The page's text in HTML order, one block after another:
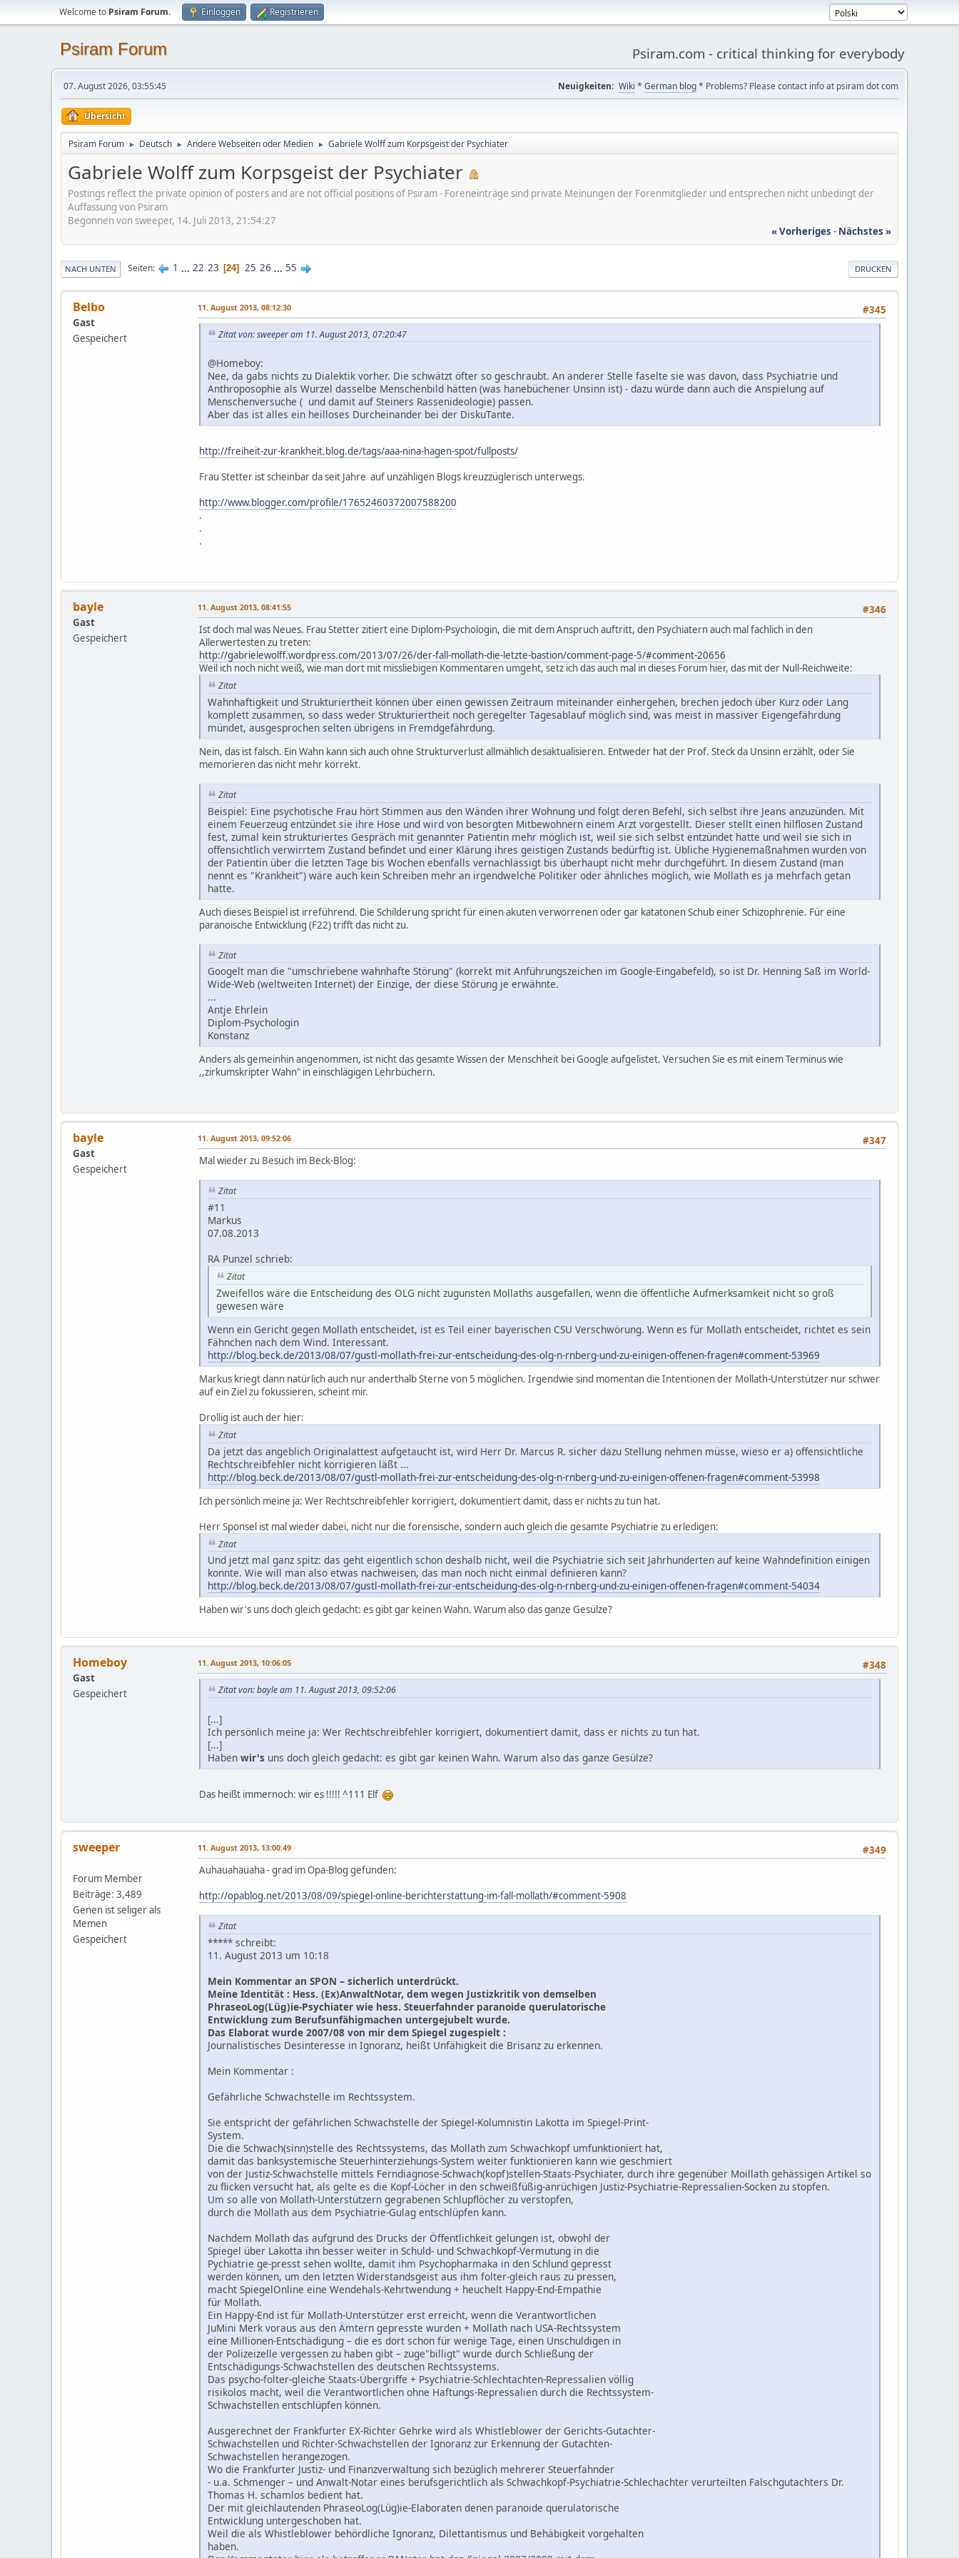
Welcome to Psiram Forum. Einloggen Registrieren
Psiram Forum Psiram.com - critical thinking for everybody
07. August 2026, 03:55:45 Neuigkeiten: Wiki * German blog* Problems? Please contact info at psiram dot com
Übersicht
Psiram Forum ► Deutsch ► Andere Webseiten oder Medien ► Gabriele Wolff zum Korpsgeist der Psychiater
Gabriele Wolff zum Korpsgeist der Psychiater
Postings reflect the private opinion of posters and are not official positions of Psiram - Foreneinträge sind private Meinungen der Forenmitglieder und entsprechen nicht unbedingt der
Auffassung von Psiram
Begonnen von sweeper, 14. Juli 2013, 21:54:27
« Vorheriges - Nächstes »
DRUCKEN
NACH UNTEN Seiten 1 ... 22 23 24 25 26 ... 55
Belbo
Gast
Gespeichert
#345
11. August 2013, 08:12:30
Zitat von: sweeper am 11. August 2013, 07:20:47
@Homeboy:
Nee, da gabs nichts zu Dialektik vorher. Die schwätzt öfter so geschraubt. An anderer Stelle faselte sie was davon, dass Psychiatrie und
Anthroposophie als Wurzel dasselbe Menschenbild hätten (was hanebüchener Unsinn ist) - dazu würde dann auch die Anspielung auf
Menschenversuche ( und damit auf Steiners Rassenideologie) passen.
Aber das ist alles ein heilloses Durcheinander bei der DiskuTante.
http://freiheit-zur-krankheit.blog.de/tags/aaa-nina-hagen-spot/fullposts/
Frau Stetter ist scheinbar da seit Jahre auf unzähligen Blogs kreuzzüglerisch unterwegs.
http://www.blogger.com/profile/17652460372007588200
.
.
.
bayle
Gast
Gespeichert
#346
11. August 2013, 08:41:55
Ist doch mal was Neues. Frau Stetter zitiert eine Diplom-Psychologin, die mit dem Anspruch auftritt, den Psychiatern auch mal fachlich in den
Allerwertesten zu treten:
http://gabrielewolff.wordpress.com/2013/07/26/der-fall-mollath-die-letzte-bastion/comment-page-5/#comment-20656
Weil ich noch nicht weiß, wie man dort mit missliebigen Kommentaren umgeht, setz ich das auch mal in dieses Forum hier, das mit der Null-Reichweite:
Zitat
Wahnhaftigkeit und Strukturiertheit können über einen gewissen Zeitraum miteinander einhergehen, brechen jedoch über Kurz oder Lang
komplett zusammen, so dass weder Strukturiertheit noch geregelter Tagesablauf möglich sind, was meist in massiver Eigengefährdung
mündet, ausgesprochen selten übrigens in Fremdgefährdung.
Nein, das ist falsch. Ein Wahn kann sich auch ohne Strukturverlust allmählich desaktualisieren. Entweder hat der Prof. Steck da Unsinn erzählt, oder Sie
memorieren das nicht mehr korrekt.
Zitat
Beispiel: Eine psychotische Frau hört Stimmen aus den Wänden ihrer Wohnung und folgt deren Befehl, sich selbst ihre Jeans anzuzünden. Mit
einem Feuerzeug entzündet sie ihre Hose und wird von besorgten Mitbewohnern einem Arzt vorgestellt. Dieser stellt einen hilflosen Zustand
fest, zumal kein strukturiertes Gespräch mit genannter Patientin mehr möglich ist, weil sie sich selbst entzündet hatte und weil sie sich in
offensichtlich verwirrtem Zustand befindet und einer Klärung ihres geistigen Zustands bedürftig ist. Übliche Hygienemaßnahmen wurden von
der Patientin über die letzten Tage bis Wochen ebenfalls vernachlässigt bis überhaupt nicht mehr durchgeführt. In diesem Zustand (man
nennt es "Krankheit") wäre auch kein Schreiben mehr an irgendwelche Politiker oder ähnliches möglich, wie Mollath es ja mehrfach getan
hatte.
Auch dieses Beispiel ist irreführend. Die Schilderung spricht für einen akuten verworrenen oder gar katatonen Schub einer Schizophrenie. Für eine
paranoische Entwicklung (F22) trifft das nicht zu.
Zitat
Googelt man die "umschriebene wahnhafte Störung" (korrekt mit Anführungszeichen im Google-Eingabefeld), so ist Dr. Henning Saß im World-
Wide-Web (weltweiten Internet) der Einzige, der diese Störung je erwähnte.
...
Antje Ehrlein
Diplom-Psychologin
Konstanz
Anders als gemeinhin angenommen, ist nicht das gesamte Wissen der Menschheit bei Google aufgelistet. Versuchen Sie es mit einem Terminus wie
,,zirkumskripter Wahn" in einschlägigen Lehrbüchern.
bayle
Gast
Gespeichert
#347
11. August 2013, 09:52:06
Mal wieder zu Besuch im Beck-Blog:
Zitat
#11
Markus
07.08.2013
RA Punzel schrieb:
Zitat
Zweifellos wäre die Entscheidung des OLG nicht zugunsten Mollaths ausgefallen, wenn die öffentliche Aufmerksamkeit nicht so groß
gewesen wäre
Wenn ein Gericht gegen Mollath entscheidet, ist es Teil einer bayerischen CSU Verschwörung. Wenn es für Mollath entscheidet, richtet es sein
Fähnchen nach dem Wind. Interessant.
http://blog.beck.de/2013/08/07/gustl-mollath-frei-zur-entscheidung-des-olg-n-rnberg-und-zu-einigen-offenen-fragen#comment-53969
Markus kriegt dann natürlich auch nur anderthalb Sterne von 5 möglichen. Irgendwie sind momentan die Intentionen der Mollath-Unterstützer nur schwer
auf ein Ziel zu fokussieren, scheint mir.
Drollig ist auch der hier:
Zitat
Da jetzt das angeblich Originalattest aufgetaucht ist, wird Herr Dr. Marcus R. sicher dazu Stellung nehmen müsse, wieso er a) offensichtliche
Rechtschreibfehler nicht korrigieren läßt ...
http://blog.beck.de/2013/08/07/gustl-mollath-frei-zur-entscheidung-des-olg-n-rnberg-und-zu-einigen-offenen-fragen#comment-53998
Ich persönlich meine ja: Wer Rechtschreibfehler korrigiert, dokumentiert damit, dass er nichts zu tun hat.
Herr Sponsel ist mal wieder dabei, nicht nur die forensische, sondern auch gleich die gesamte Psychiatrie zu erledigen:
Zitat
Und jetzt mal ganz spitz: das geht eigentlich schon deshalb nicht, weil die Psychiatrie sich seit Jahrhunderten auf keine Wahndefinition einigen
konnte. Wie will man also etwas nachweisen, das man noch nicht einmal definieren kann?
http://blog.beck.de/2013/08/07/gustl-mollath-frei-zur-entscheidung-des-olg-n-rnberg-und-zu-einigen-offenen-fragen#comment-54034
Haben wir's uns doch gleich gedacht: es gibt gar keinen Wahn. Warum also das ganze Gesülze?
Homeboy
Gast
Gespeichert
#348
11. August 2013, 10:06:05
Zitat von: bayle am 11. August 2013, 09:52:06
[...]
Ich persönlich meine ja: Wer Rechtschreibfehler korrigiert, dokumentiert damit, dass er nichts zu tun hat.
[...]
Haben wir's uns doch gleich gedacht: es gibt gar keinen Wahn. Warum also das ganze Gesülze?
Das heißt immernoch: wir es !!!!! ^111 Elf
sweeper
Forum Member
Beiträge: 3,489
Genen ist seliger als
Memen
Gespeichert
#349
11. August 2013, 13:00:49
Auhauahauaha - grad im Opa-Blog gefunden:
http://opablog.net/2013/08/09/spiegel-online-berichterstattung-im-fall-mollath/#comment-5908
Zitat
***** schreibt:
11. August 2013 um 10:18
Mein Kommentar an SPON – sicherlich unterdrückt.
Meine Identität : Hess. (Ex)AnwaltNotar, dem wegen Justizkritik von demselben
PhraseoLog(Lüg)ie-Psychiater wie hess. Steuerfahnder paranoide querulatorische
Entwicklung zum Berufsunfähigmachen untergejubelt wurde.
Das Elaborat wurde 2007/08 von mir dem Spiegel zugespielt :
Journalistisches Desinteresse in Ignoranz, heißt Unfähigkeit die Brisanz zu erkennen.
Mein Kommentar :
Gefährliche Schwachstelle im Rechtssystem.
Sie entspricht der gefährlichen Schwachstelle der Spiegel-Kolumnistin Lakotta im Spiegel-Print-
System.
Die die Schwach(sinn)stelle des Rechtssystems, das Mollath zum Schwachkopf umfunktioniert hat,
damit das banksystemische Steuerhinterziehungs-System weiter funktionieren kann wie geschmiert
von der Justiz-Schwachstelle mittels Ferndiagnose-Schwach(kopf)stellen-Staats-Psychiater, durch ihre gegenüber Moillath gehässigen Artikel so
zu flicken versucht hat, als gelte es die Kopf-Löcher in den schweißfüßig-anrüchigen Justiz-Psychiatrie-Repressalien-Socken zu stopfen.
Um so alle von Mollath-Unterstützern gegrabenen Schlupflöcher zu verstopfen,
durch die Mollath aus dem Psychiatrie-Gulag entschlüpfen kann.
Nachdem Mollath das aufgrund des Drucks der Öffentlichkeit gelungen ist, obwohl der
Spiegel über Lakotta ihn besser weiter in Schuld- und Schwachkopf-Vermutung in die
Pychiatrie ge-presst sehen wollte, damit ihm Psychopharmaka in den Schlund gepresst
werden können, um den letzten Widerstandsgeist aus ihm folter-gleich raus zu pressen,
macht SpiegelOnline eine Wendehals-Kehrtwendung + heuchelt Happy-End-Empathie
für Mollath.
Ein Happy-End ist für Mollath-Unterstützer erst erreicht, wenn die Verantwortlichen
JuMini Merk voraus aus den Ämtern gepresste wurden + Mollath nach USA-Rechtssystem
eine Millionen-Entschädigung – die es dort schon für wenige Tage, einen Unschuldigen in
der Polizeizelle vergessen zu haben gibt – zuge"billigt" wurde durch Schließung der
Entschädigungs-Schwachstellen des deutschen Rechtssystems.
Das psycho-folter-gleiche Staats-Übergriffe + Psychiatrie-Schlechtachten-Repressalien völlig
risikolos macht, weil die Verantwortlichen ohne Haftungs-Repressalien durch die Rechtssystem-
Schwachstellen entschlüpfen können.
Ausgerechnet der Frankfurter EX-Richter Gehrke wird als Whistleblower der Gerichts-Gutachter-
Schwachstellen und Richter-Schwachstellen der Ignoranz zur Erkennung der Gutachten-
Schwachstellen herangezogen.
Wo die Frankfurter Justiz- und Finanzverwaltung sich bezüglich mehrerer Steuerfahnder
- u.a. Schmenger – und Anwalt-Notar eines berufsgerichtlich als Schwachkopf-Psychiatrie-Schlechachter verurteilten Falschgutachters Dr.
Thomas H. schamlos bedient hat.
Der mit gleichlautenden PhraseoLog(Lüg)ie-Elaboraten denen paranoide querulatorische
Entwicklung untergeschoben hat.
Weil die als Whistleblower behördliche Ignoranz, Dilettantismus und Behäbigkeit vorgehalten
haben.